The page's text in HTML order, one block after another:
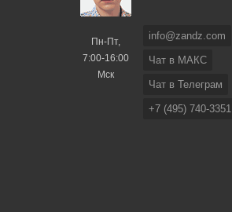
Пн-Пт,
7:00-16:00
Мск
info@zandz.com
Чат в МАКС
Чат в Телеграм
+7 (495) 740-3351